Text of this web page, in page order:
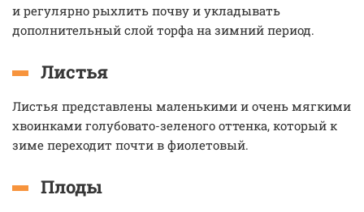
и регулярно рыхлить почву и укладывать
дополнительный слой торфа на зимний период.
Листья
Листья представлены маленькими и очень мягкими
хвоинками голубовато-зеленого оттенка, который к
зиме переходит почти в фиолетовый.
Плоды